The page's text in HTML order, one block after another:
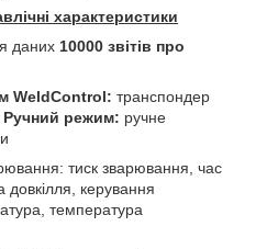
характеристики
даних 10000 звітів про
WeldControl: транспондер
Ручний режим: ручне
тиск зварювання, час
керування
температура